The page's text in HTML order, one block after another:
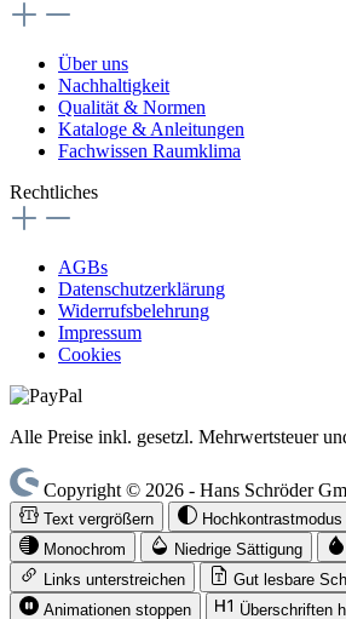
Über uns
Nachhaltigkeit
Qualität & Normen
Kataloge & Anleitungen
Fachwissen Raumklima
Rechtliches
AGBs
Datenschutzerklärung
Widerrufsbelehrung
Impressum
Cookies
Alle Preise inkl. gesetzl. Mehrwertsteuer
Copyright © 2026 - Hans Schröder
Text vergrößern Hochkontrastmodus
Monochrom
Niedrige Sättigung
Links unterstreichen
Gut lesbare
Animationen stoppen
Überschriften